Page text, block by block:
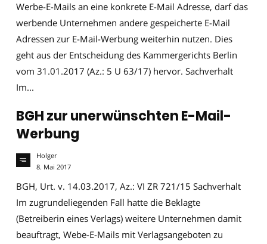
Werbe-E-Mails an eine konkrete E-Mail Adresse, darf das
werbende Unternehmen andere gespeicherte E-Mail
Adressen zur E-Mail-Werbung weiterhin nutzen. Dies
geht aus der Entscheidung des Kammergerichts Berlin
vom 31.01.2017 (Az.: 5 U 63/17) hervor. Sachverhalt
Im...
BGH zur unerwünschten E-Mail-
Werbung
Holger
8. Mai 2017
BGH, Urt. v. 14.03.2017, Az.: VI ZR 721/15 Sachverhalt
Im zugrundeliegenden Fall hatte die Beklagte
(Betreiberin eines Verlags) weitere Unternehmen damit
beauftragt, Webe-E-Mails mit Verlagsangeboten zu